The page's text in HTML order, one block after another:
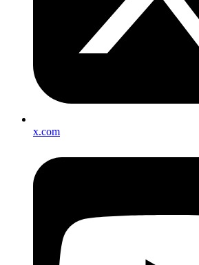
x.com